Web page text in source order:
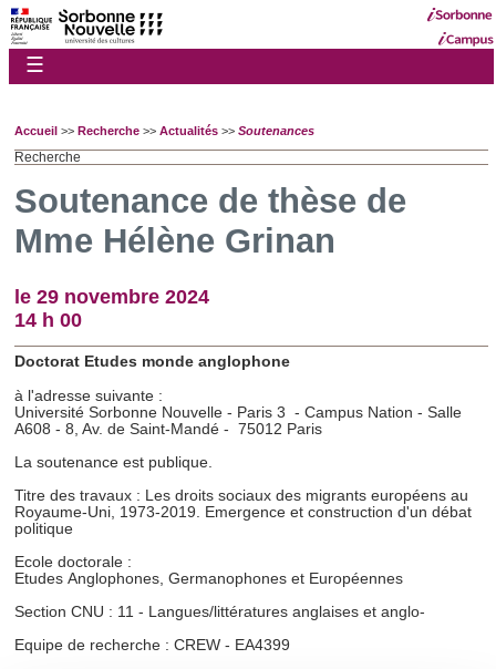
☰
Accueil >> Recherche >> Actualités >> Soutenances
Recherche
Soutenance de thèse de
Mme Hélène Grinan
le 29 novembre 2024
14 h 00
Doctorat Etudes monde anglophone
à l'adresse suivante :
Université Sorbonne Nouvelle - Paris 3 - Campus Nation - Salle
A608 - 8, Av. de Saint-Mandé - 75012 Paris
La soutenance est publique.
Titre des travaux : Les droits sociaux des migrants européens au
Royaume-Uni, 1973-2019. Emergence et construction d'un débat
politique
Ecole doctorale :
Etudes Anglophones, Germanophones et Européennes
Section CNU : 11 - Langues/littératures anglaises et anglo-
Equipe de recherche : CREW - EA4399